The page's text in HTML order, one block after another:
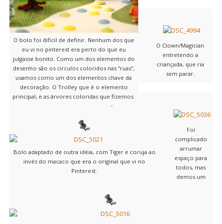
O bolo foi dificil de definir. Nenhum dos que
eu vi no pinterest era perto do que eu
julgasse bonito. Como um dos elementos do
desenho são os circulos coloridos nas “ruas”,
usamos como um dos elementos chave da
decoração. O Trolley que é o elemento
principal, e as árvores coloridas que fizemos.
Bolo adaptado de outra idéia, com Tiger e coruja ao
invés do macaco que era o original que vi no
Pinterest.
O Clown/Magician
entretendo a
criançada, que ria
sem parar.
Foi
complicado
arrumar
espaço para
todos, mas
demos um